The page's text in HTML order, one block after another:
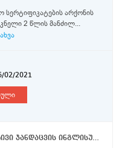
სერტიფიკატების არქონის
2 წლის მანძილ...
02/2021
კონკურსი თსუ-ის საზოგადოებრივი ჯანდაცვის ინგლისურენოვანი სამაგისტრო პროგრამის სტუდენტებისათვის ტრომსოს უნივერსიტეტში - ნორვეგიის არქტიკის უნივერსიტეტში სასწავლო სტიპენდიის მოსაპოვებლად